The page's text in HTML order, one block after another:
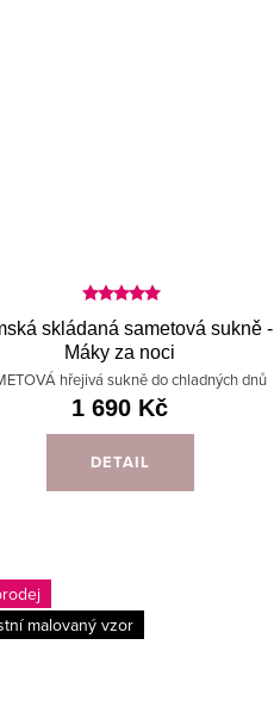
skládaná sametová sukně -
Máky za noci
hřejivá sukně do chladných dnů
1 690 Kč
DETAIL
malovaný vzor